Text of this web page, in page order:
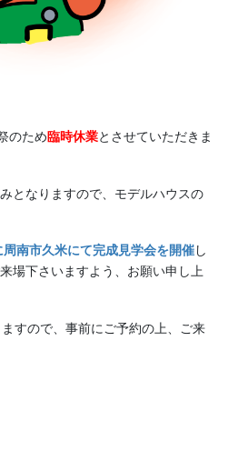
のため臨時休業とさせていただきま
となりますので、モデルハウスの
南市久米にて完成見学会を開催し
場下さいますよう、お願い申し上
すので、事前にご予約の上、ご来